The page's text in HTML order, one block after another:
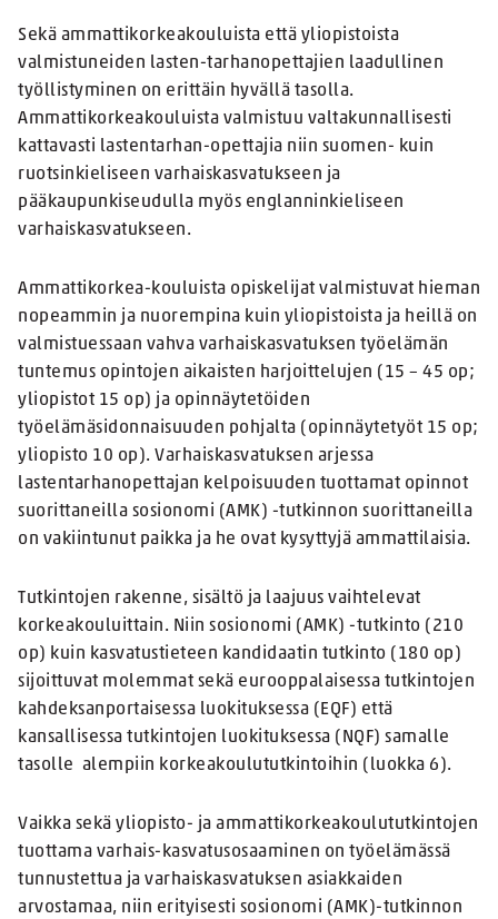
Sekä ammattikorkeakouluista että yliopistoista
valmistuneiden lasten-tarhanopettajien laadullinen
työllistyminen on erittäin hyvällä tasolla.
Ammattikorkeakouluista valmistuu valtakunnallisesti
kattavasti lastentarhan-opettajia niin suomen- kuin
ruotsinkieliseen varhaiskasvatukseen ja
pääkaupunkiseudulla myös englanninkieliseen
varhaiskasvatukseen.
Ammattikorkea-kouluista opiskelijat valmistuvat hieman
nopeammin ja nuorempina kuin yliopistoista ja heillä on
valmistuessaan vahva varhaiskasvatuksen työelämän
tuntemus opintojen aikaisten harjoittelujen (15 – 45 op;
yliopistot 15 op) ja opinnäytetöiden
työelämäsidonnaisuuden pohjalta (opinnäytetyöt 15 op;
yliopisto 10 op). Varhaiskasvatuksen arjessa
lastentarhanopettajan kelpoisuuden tuottamat opinnot
suorittaneilla sosionomi (AMK) -tutkinnon suorittaneilla
on vakiintunut paikka ja he ovat kysyttyjä ammattilaisia.
Tutkintojen rakenne, sisältö ja laajuus vaihtelevat
korkeakouluittain. Niin sosionomi (AMK) -tutkinto (210
op) kuin kasvatustieteen kandidaatin tutkinto (180 op)
sijoittuvat molemmat sekä eurooppalaisessa tutkintojen
kahdeksanportaisessa luokituksessa (EQF) että
kansallisessa tutkintojen luokituksessa (NQF) samalle
tasolle alempiin korkeakoulututkintoihin (luokka 6).
Vaikka sekä yliopisto- ja ammattikorkeakoulututkintojen
tuottama varhais-kasvatusosaaminen on työelämässä
tunnustettua ja varhaiskasvatuksen asiakkaiden
arvostamaa, niin erityisesti sosionomi (AMK)-tutkinnon